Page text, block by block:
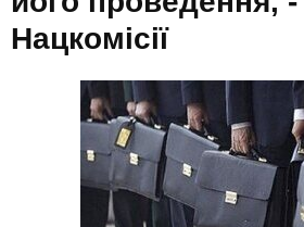
Нацкомісії